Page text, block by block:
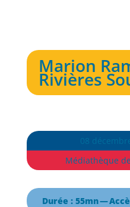
Marion
Rivières
08
Médiathèque
Durée : 55mn —